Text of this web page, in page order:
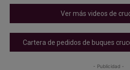
Ver más videos de
Cartera de pedidos de buques
- Publicidad -